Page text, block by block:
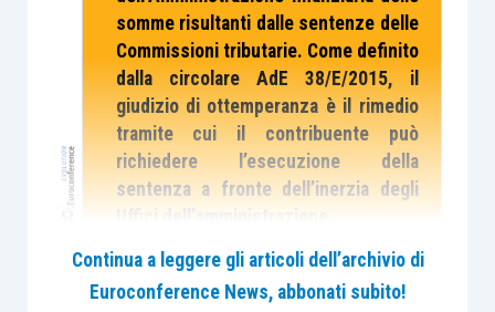
somme risultanti dalle sentenze delle
Commissioni tributarie. Come definito
dalla circolare AdE 38/E/2015, il
giudizio di ottemperanza è il rimedio
tramite cui il contribuente può
richiedere l’esecuzione della
sentenza a fronte dell’inerzia degli
aspetti della materia, è stata
pubblicata in Evolution, nella sezione
Continua a leggere gli articoli dell’archivio di
Euroconference News, abbonati subito!